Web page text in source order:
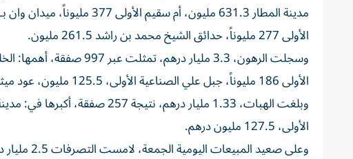
الأولى 277 مليوناً، حدائق الشيخ محمد بن راشد 261.5 مليون.
الأولى 186 مليوناً، جبل علي الصناعية الأولى، 125.5 مليون، عود ميثا 120.5 مليون، دبي لاند ريزدنسز كمبلوكس 117 مليوناً.
الأولى، 127.5 مليون درهم.